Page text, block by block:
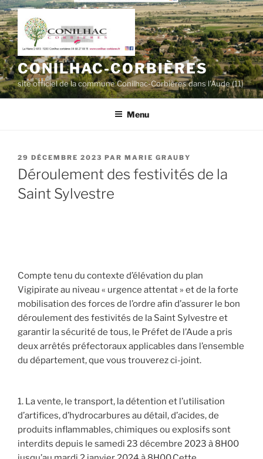
Aller
au
contenu
principal
CONILHAC-CORBIÈRES
site officiel de la commune Conilhac-Corbières dans l'Aude (11)
Menu
PUBLIÉ
LE
29 DÉCEMBRE 2023 PAR MARIE GRAUBY
Déroulement des festivités de la
Saint Sylvestre
Compte tenu du contexte d’élévation du plan
Vigipirate au niveau « urgence attentat » et de la forte
mobilisation des forces de l’ordre afin d’assurer le bon
déroulement des festivités de la Saint Sylvestre et
garantir la sécurité de tous, le Préfet de l’Aude a pris
deux arrêtés préfectoraux applicables dans l’ensemble
du département, que vous trouverez ci-joint.
1. La vente, le transport, la détention et l’utilisation
d’artifices, d’hydrocarbures au détail, d’acides, de
produits inflammables, chimiques ou explosifs sont
interdits depuis le samedi 23 décembre 2023 à 8H00